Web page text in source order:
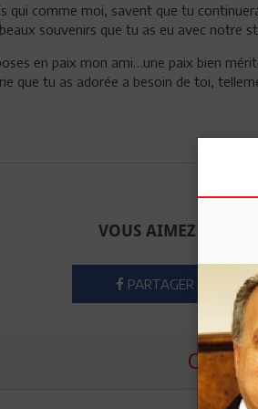
qui comme moi, savent que tu
souvenirs que tu as eu avec notre
en paix mon ami…une paix bien
que tu as adorée a besoin de toi,
VOUS AIMEZ CET
PARTAGER